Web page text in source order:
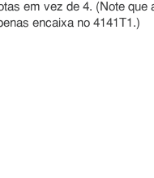
em vez de 4. (Note que
encaixa no 4141T1.)